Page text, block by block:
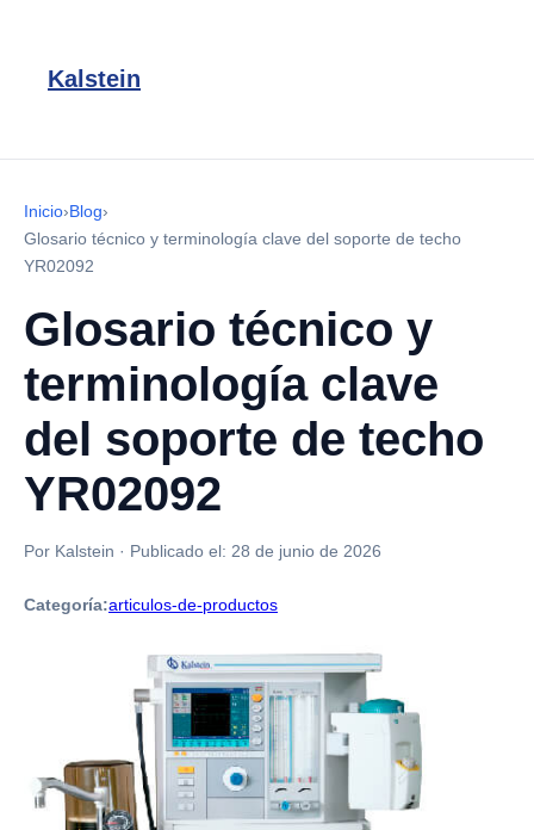
Kalstein
Inicio›Blog›
Glosario técnico y terminología clave del soporte de techo
YR02092
Glosario técnico y
terminología clave
del soporte de techo
YR02092
Por Kalstein · Publicado el: 28 de junio de 2026
Categoría:articulos-de-productos